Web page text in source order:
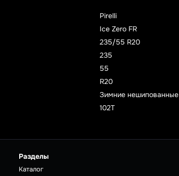
Pirelli
Ice Zero FR
235/55 R20
235
55
R20
Зимние нешипованные
102T
Разделы
Каталог